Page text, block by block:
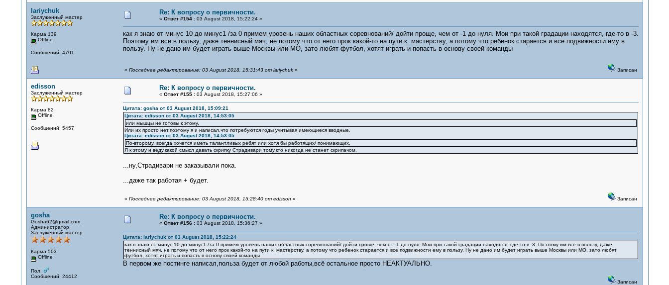
lariychuk
Заслуженный мастер
Карма 139
Offline
Сообщений: 4701
Re: К вопросу о первичности.
« Ответ #154 :03 August 2018, 15:22:24 »
как я знаю от минус 10 до минус1 /за 0 примем уровень наших областных соревнований/ дойти проще, чем от -1 до нуля. Мои при такой градации находятся, где-то в -3.
Поэтому им все в пользу, даже теннисный мяч, не потому что от него прок какой-то на пути к мастерству, а потому что ребенок старается и все подвижности ему в
пользу. Ну не дано им будет играть выше Москвы или МО, зато любят футбол, хотят играть и попасть в основу своей команды
« Последнее редактирование: 03 August 2018, 15:31:43 от lariychuk» Записан
edisson
Заслуженный мастер
Карма 82
Offline
Сообщений: 5457
Re: К вопросу о первичности.
« Ответ #155 :03 August 2018, 15:27:06 »
Цитата: gosha от 03 August 2018, 15:09:21
Цитата: edisson от 03 August 2018, 14:53:05
или мышцы не готовы к этому.
Или их просто нет,поэтому я и написал,что потребуются годы учитывая имеющиеся вводные.
Цитата: edisson от 03 August 2018, 14:53:05
По-второму, всегда хочется иметь талантливых ребят или хотя бы работящих/ понимающих.
Я к этому и веду,какой смысл давать скрипку Страдивари тому,кто никогда не станет скрипачом.
...ну,Страдивари не заказывали пока.
...даже так работая + будет.
« Последнее редактирование: 03 August 2018, 15:28:40 от edisson » Записан
gosha
Gosha62@gmail.com
Администратор
Заслуженный мастер
Карма 503
Offline
Пол:
Сообщений: 24412
Re: К вопросу о первичности.
« Ответ #156 :03 August 2018, 15:36:27 »
Цитата: lariychuk от 03 August 2018, 15:22:24
как я знаю от минус 10 до минус1 /за 0 примем уровень наших областных соревнований/ дойти проще, чем от -1 до нуля. Мои при такой градации находятся, где-то в -3. Поэтому им все в пользу, даже
теннисный мяч, не потому что от него прок какой-то на пути к мастерству, а потому что ребенок старается и все подвижности ему в пользу. Ну не дано им будет играть выше Москвы или МО, зато любят
футбол, хотят играть и попасть в основу своей команды
В первом же постинге написал,польза будет от любой работы,всё остальное просто НЕАКТУАЛЬНО.
Записан